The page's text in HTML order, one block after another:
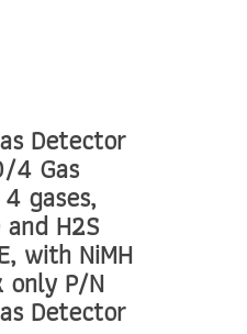
Detector
4 Gas
gases,
H2S
with NiMH
P/N
Detector